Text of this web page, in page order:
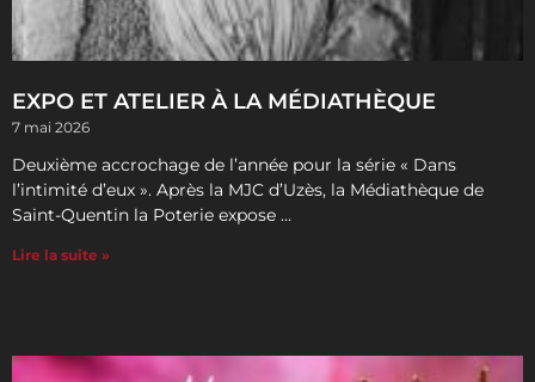
EXPO ET ATELIER À LA MÉDIATHÈQUE
7 mai 2026
Deuxième accrochage de l’année pour la série « Dans
l’intimité d’eux ». Après la MJC d’Uzès, la Médiathèque de
Saint-Quentin la Poterie expose …
Lire la suite »